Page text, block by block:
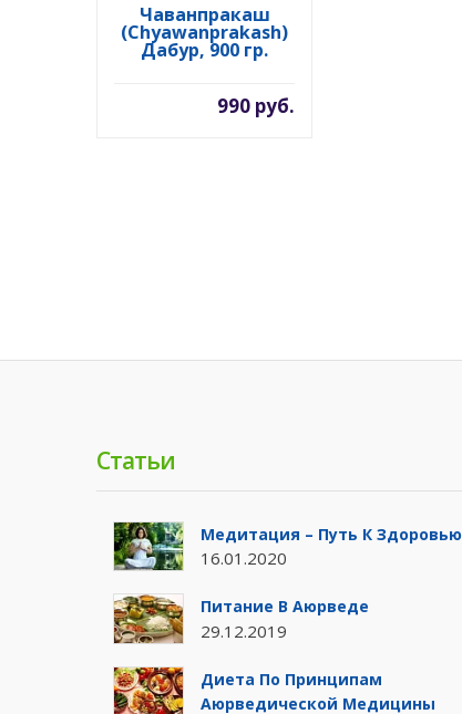
Чаванпракаш
(Chyawanprakash)
Дабур, 900 гр.
990 руб.
Статьи
Медитация – Путь К Здоровью
16.01.2020
Питание В Аюрведе
29.12.2019
Диета По Принципам
Аюрведической Медицины